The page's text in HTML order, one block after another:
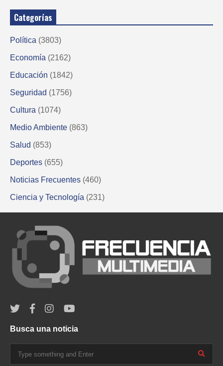
Categorías
Política (3803)
Economía (2162)
Educación (1842)
Seguridad (1756)
Cultura (1074)
Medio Ambiente (863)
Salud (853)
Deportes (655)
Noticias Frecuentes (460)
Ciencia y Tecnología (231)
Busca una noticia